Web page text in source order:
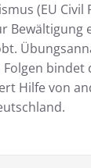
(EU Civil
Bewältigung
bindet
Hilfe von